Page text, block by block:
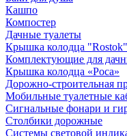
Кашпо
Компостер
Дачные туалеты
Крышка колодца "Rostok"
Комплектующие для
Крышка колодца «Роса»
Дорожно-строительная
Мобильные туалетные
Сигнальные фонари и
Столбики дорожные
Системы световой